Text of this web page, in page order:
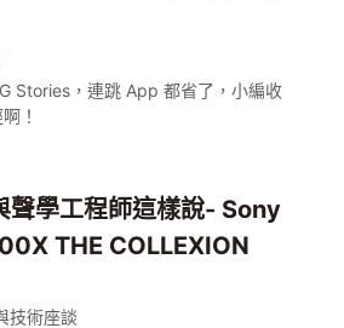
Stories，連跳 App 都省了，小編收
！
聲學工程師這樣說- Sony
THE COLLEXION
技術座談